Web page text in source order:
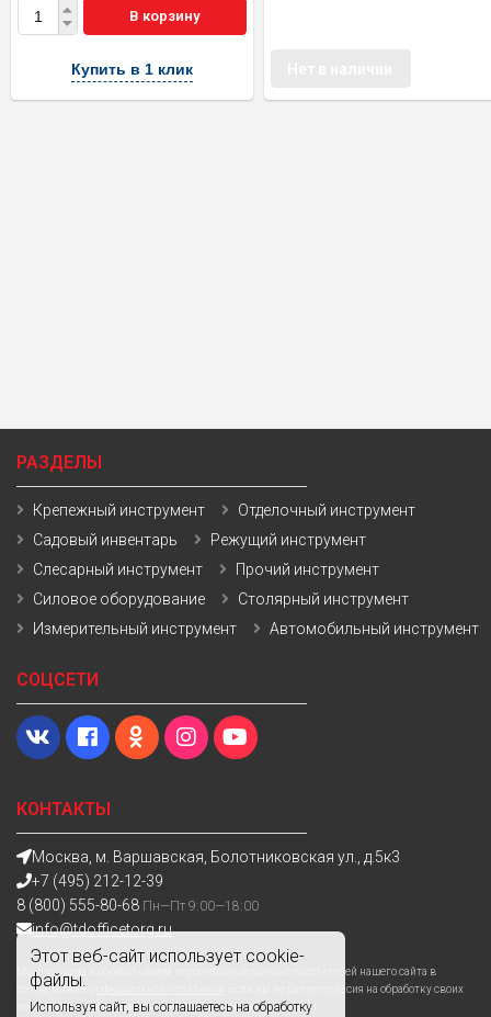
Этот веб-сайт использует cookie-
файлы.
Используя сайт, вы соглашаетесь на обработку
В корзину
Купить в 1 клик
КОНТАКТЫ
Москва, м. Варшавская, Болотниковская ул., д.5к3
+7 (495) 212-12-39
8 (800) 555-80-68 Пн—Пт 9:00—18:00
info@tdofficetorg.ru
Мы получаем и обрабатываем персональные данные посетителей нашего сайта в
соответствии с
. Если вы не даете согласия на обработку своих
персональных данных,вам необходимо покинуть наш сайт.
РАЗДЕЛЫ
Крепежный инструмент
Отделочный инструмент
Садовый инвентарь
Режущий инструмент
Слесарный инструмент
Прочий инструмент
Силовое оборудование
Столярный инструмент
Измерительный инструмент
Автомобильный инструмент
СОЦСЕТИ